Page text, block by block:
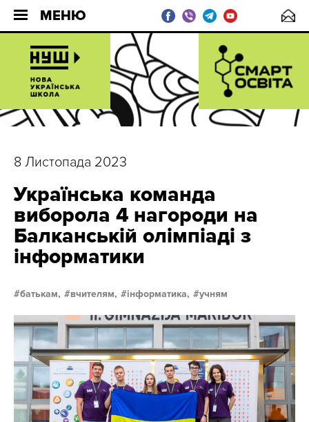
МЕНЮ
8 Листопада 2023
Українська команда
виборола 4 нагороди на
Балканській олімпіаді з
інформатики
батькам, вчителям, інформатика, учням